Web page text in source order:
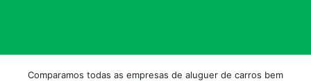
Comparamos todas as empresas de aluguer de carros bem